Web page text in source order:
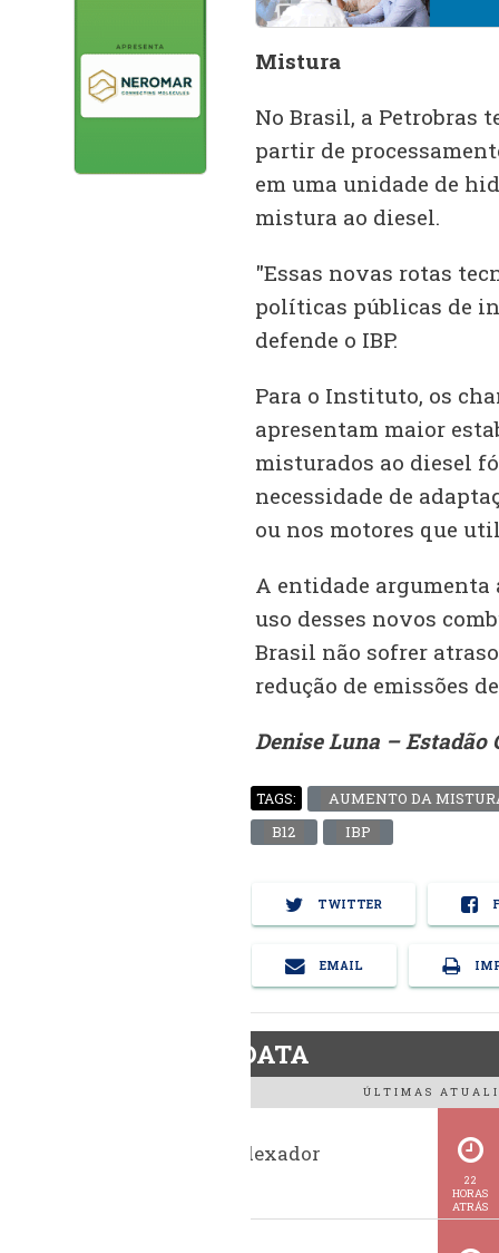
Mistura
No Brasil, a Petrobras
partir de
em uma unidade de
mistura ao diesel.
"Essas novas rotas
políticas públicas de
defende o IBP.
Para o Instituto, os
apresentam maior
misturados ao diesel
necessidade de
ou nos motores que
A entidade argumenta
uso desses novos
Brasil não sofrer
redução de emissões
Denise Luna – Estadão
TAGS: AUMENTO DA
B12
IBP
TWITTER
EMAIL
BiodieselDATA
ÚLTIMAS
Histórico indexador
22
HORAS
ATRÁS